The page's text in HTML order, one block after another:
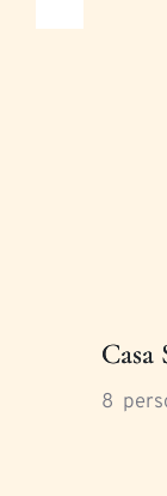
Casa
8